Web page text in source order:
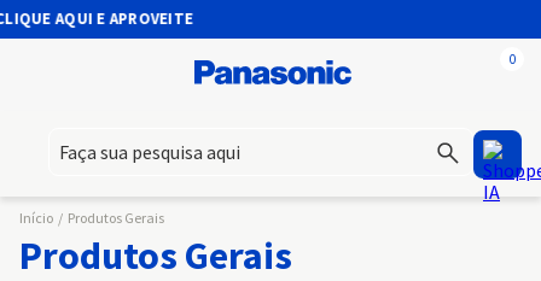
AQUI E APROVEITE
0
Início / Produtos Gerais
Produtos Gerais